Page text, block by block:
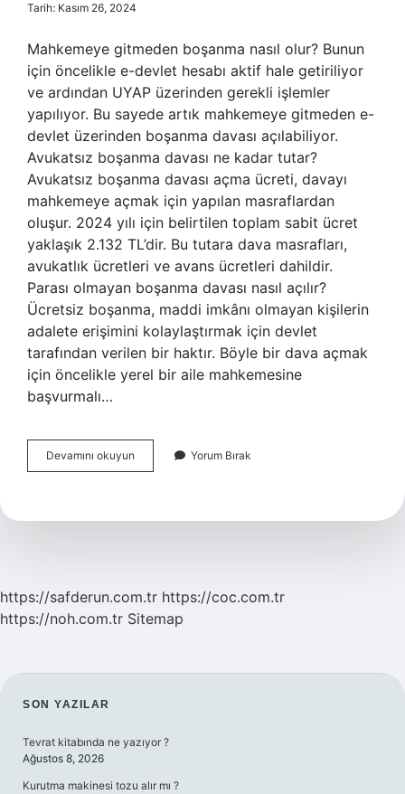
Tarih: Kasım 26, 2024
Mahkemeye gitmeden boşanma nasıl olur? Bunun
için öncelikle e-devlet hesabı aktif hale getiriliyor
ve ardından UYAP üzerinden gerekli işlemler
yapılıyor. Bu sayede artık mahkemeye gitmeden e-
devlet üzerinden boşanma davası açılabiliyor.
Avukatsız boşanma davası ne kadar tutar?
Avukatsız boşanma davası açma ücreti, davayı
mahkemeye açmak için yapılan masraflardan
oluşur. 2024 yılı için belirtilen toplam sabit ücret
yaklaşık 2.132 TL’dir. Bu tutara dava masrafları,
avukatlık ücretleri ve avans ücretleri dahildir.
Parası olmayan boşanma davası nasıl açılır?
Ücretsiz boşanma, maddi imkânı olmayan kişilerin
adalete erişimini kolaylaştırmak için devlet
tarafından verilen bir haktır. Böyle bir dava açmak
için öncelikle yerel bir aile mahkemesine
başvurmalı…
Devamını okuyun Boşanma
Davasına
Mı
Yorum Bırak
https://safderun.com.tr https://coc.com.tr
https://noh.com.tr Sitemap
SIDEBAR
SON YAZILAR
Tevrat kitabında ne yazıyor ?
Ağustos 8, 2026
Kurutma makinesi tozu alır mı ?